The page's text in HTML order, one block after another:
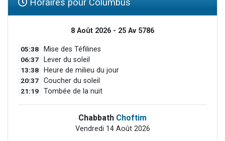
Horaires pour Columbus
8 Août 2026 - 25 Av 5786
05:38 Mise des Téfilines
06:37 Lever du soleil
13:38 Heure de milieu du jour
20:37 Coucher du soleil
21:19 Tombée de la nuit
Chabbath Choftim
Vendredi 14 Août 2026